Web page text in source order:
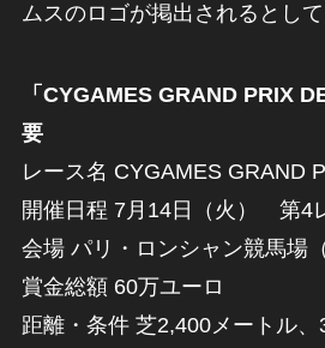
ムスのロゴが掲出されるとして
「CYGAMES GRAND PRIX
要
レース名 CYGAMES GRAND
開催日程 7月14日（火） 第4
会場 パリ・ロンシャン競馬場
賞金総額 60万ユーロ
距離・条件 芝2,400メートル